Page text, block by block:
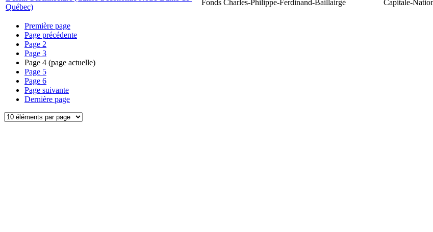
Québec)
Fonds Charles-Philippe-Ferdinand-Baillairgé Capitale-
Première page
Page précédente
Page 2
Page 3
Page 4 (page actuelle)
Page 5
Page 6
Page suivante
Dernière page